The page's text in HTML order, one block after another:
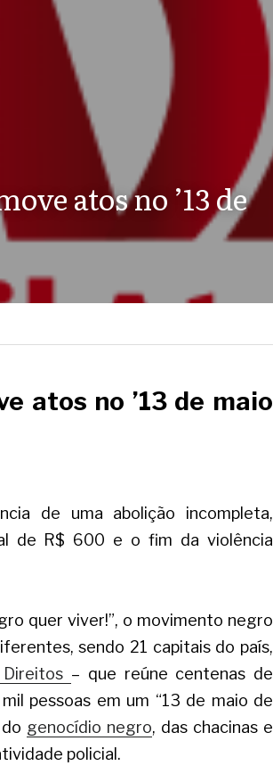
atos no ’13 de
atos no ’13 de maio
de uma abolição incompleta,
de R$ 600 e o fim da violência
quer viver!”, o movimento negro
sendo 21 capitais do país,
– que reúne centenas de
pessoas em um “13 de maio de
genocídio negro, das chacinas e
policial.